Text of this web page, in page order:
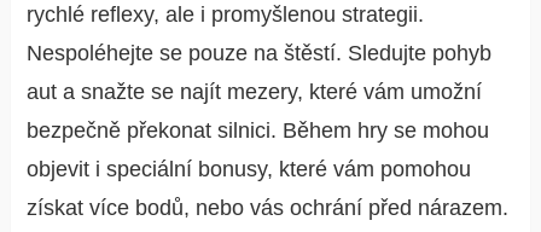
rychlé reflexy, ale i promyšlenou strategii.
Nespoléhejte se pouze na štěstí. Sledujte pohyb
aut a snažte se najít mezery, které vám umožní
bezpečně překonat silnici. Během hry se mohou
objevit i speciální bonusy, které vám pomohou
získat více bodů, nebo vás ochrání před nárazem.